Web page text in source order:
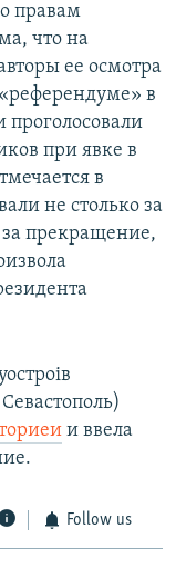
правам
что на
ее осмотра
в
при явке в
в
не столько за
прекращение,
и ввела
Follow us